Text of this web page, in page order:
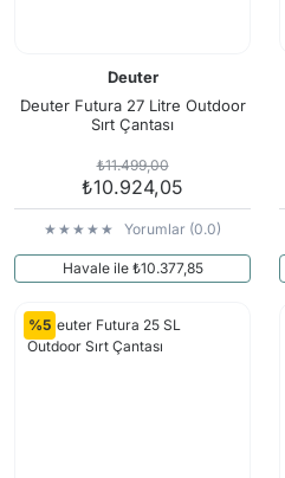
Deuter
Deuter Futura 27 Litre Outdoor
Sırt Çantası
₺11.499,00
₺10.924,05
Yorumlar (0.0)
Havale ile ₺10.377,85
%5